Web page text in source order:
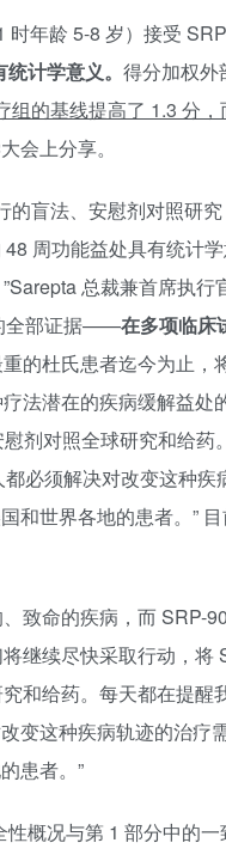
年龄 5-8 岁）接受
计学意义。 得分加权外
的基线提高了 1.3 分
会上分享。
的盲法、安慰剂对照研
周功能益处具有统计
总裁兼首席执
全部证据——在多项临床
的杜氏患者迄今为止
法潜在的疾病缓解益
剂对照全球研究和给
必须解决对改变这种
和世界各地的患者。”
致命的疾病，而 SRP-
继续尽快采取行动，将
和给药。每天都在提
变这种疾病轨迹的治
患者。”
概况与第 1 部分中的